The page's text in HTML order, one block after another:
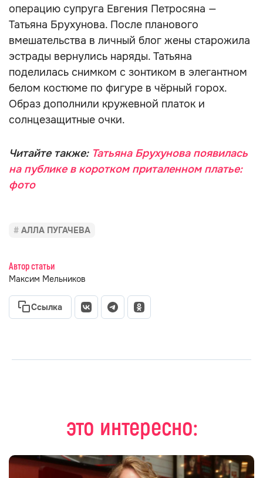
операцию супруга Евгения Петросяна —
Татьяна Брухунова. После планового
вмешательства в личный блог жены старожила
эстрады вернулись наряды. Татьяна
поделилась снимком с зонтиком в элегантном
белом костюме по фигуре в чёрный горох.
Образ дополнили кружевной платок и
солнцезащитные очки.
Читайте также: Татьяна Брухунова появилась
на публике в коротком приталенном платье:
фото
АЛЛА ПУГАЧЕВА
Автор статьи
Максим Мельников
Ссылка
это интересно: